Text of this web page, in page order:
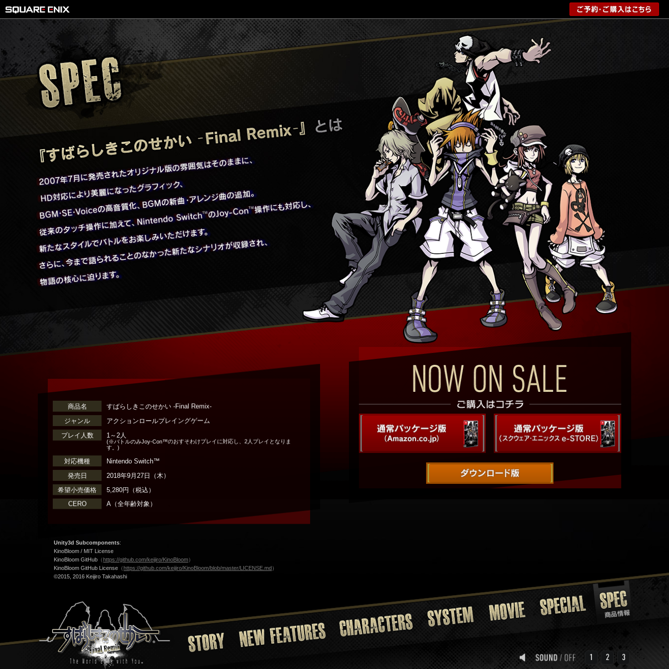
商品名
すばらしきこのせかい -Final Remix-
ジャンル
アクションロールプレイングゲーム
プレイ人数
1～2人
(※バトルのみJoy-Con™のおすそわけプレイに対応し、2人プレイとなりま
す。)
対応機種
Nintendo Switch™
発売日
2018年9月27日（木）
希望小売価格
5,280円（税込）
CERO
A（全年齢対象）
Unity3d Subcomponents:
KinoBloom / MIT License
KinoBloom GitHub （ https://github.com/keijiro/KinoBloom）
KinoBloom GitHub License （ https://github.com/keijiro/KinoBloom/blob/master/LICENSE.md ）
©2015, 2016 Keijiro Takahashi